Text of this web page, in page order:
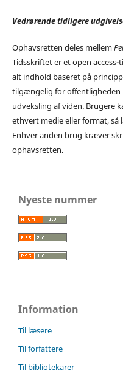
Vedrørende tidligere
Ophavsretten deles mellem
Tidsskriftet er et open
alt indhold baseret på
tilgængelig for
udveksling af viden. Brugere
ethvert medie eller format,
Enhver anden brug kræver
ophavsretten.
Nyeste nummer
Information
Til læsere
Til forfattere
Til bibliotekarer